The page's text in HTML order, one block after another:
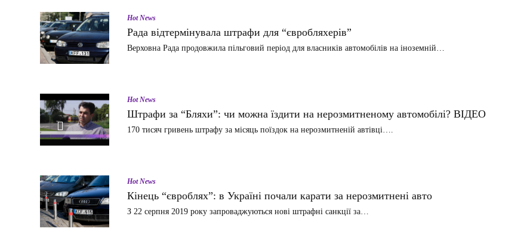
Hot News
Рада відтермінувала штрафи для “євробляхерів”
Верховна Рада продовжила пільговий період для власників автомобілів на іноземній…
Hot News
Штрафи за “Бляхи”: чи можна їздити на нерозмитненому автомобілі? ВІДЕО
170 тисяч гривень штрафу за місяць поїздок на нерозмитненій автівці….
Hot News
Кінець “євроблях”: в Україні почали карати за нерозмитнені авто
З 22 серпня 2019 року запроваджуються нові штрафні санкції за…